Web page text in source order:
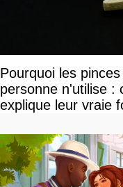
Pourquoi les
personne n'utilise :
explique leur vraie